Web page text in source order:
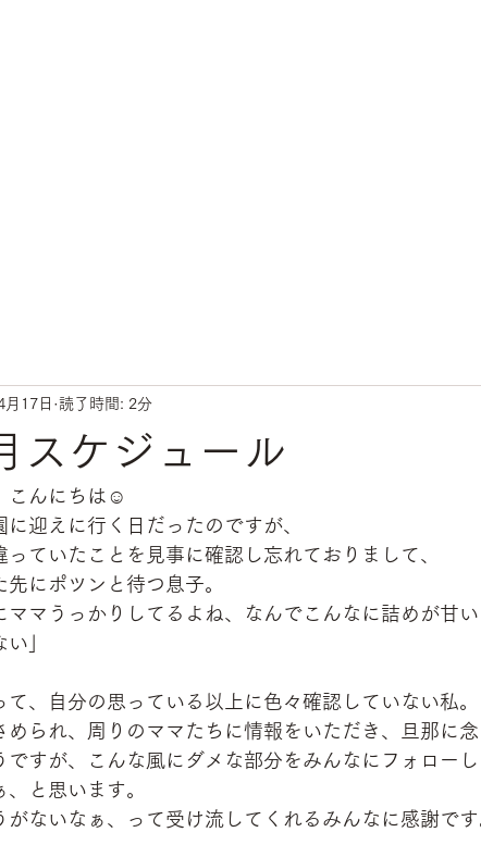
スケジュール
月17日 読了時間: 2分
こんにちは☺
迎えに行く日だったのですが、
ていたことを見事に確認し忘れておりまして、
にポツンと待つ息子。
ママうっかりしてるよね、なんでこんなに詰めが甘
」
て、自分の思っている以上に色々確認していない私。
められ、周りのママたちに情報をいただき、旦那に
ですが、こんな風にダメな部分をみんなにフォロー
と思います。
がないなぁ、って受け流してくれるみんなに感謝で